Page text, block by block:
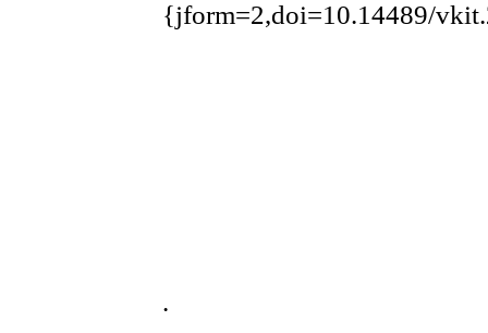
{jform=2,doi=10.14489/
.